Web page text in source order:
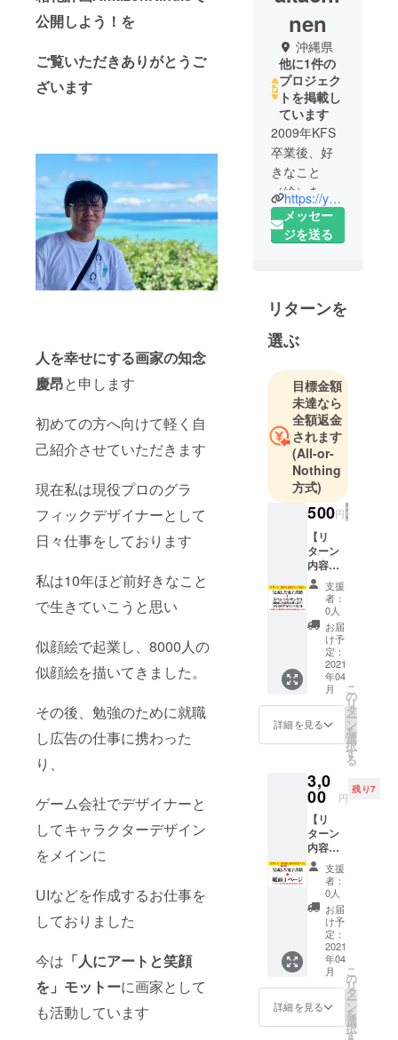
公開しよう！を
ご覧いただきありがとうご
ざいます
人を幸せにする画家の知念
慶昂と申します
初めての方へ向けて軽く自
己紹介させていただきます
現在私は現役プロのグラ
フィックデザイナーとして
日々仕事をしております
私は10年ほど前好きなこと
で生きていこうと思い
似顔絵で起業し、8000人の
似顔絵を描いてきました。
その後、勉強のために就職
し広告の仕事に携わった
り、
ゲーム会社でデザイナーと
してキャラクターデザイン
をメインに
UIなどを作成するお仕事を
しておりました
今は 「人にアートと笑顔
を」 モットーに画家として
も活動しています
nen
沖縄県
他に1件の
プロジェク
トを掲載し
ています
2009年KFS
卒業後、好
きなこと
（絵）を仕
事にしよう
と心に決
で起業し3年
半もの間に
約8000人の
似顔絵を描
く。その後
勉強のため
就職し、子
供の頃から
の夢であっ
たゲーム会
社に転職。
夢を叶え
現在は「人
にアートと
笑顔を」
モットーに
絵を描いて
ます。
2020年カ
を取得
色の効果で
人を癒すカ
ラーセラ
ピー絵画
【心癒され
る抽象画】
を考案し
似顔絵と抽
象画メイン
に絵を描い
ています
今の夢は人
https://yoshitakachinen.com/
メッセー
ジを送る
リターンを
選ぶ
目標金額
未達なら
全額返金
されます
(All-or-
Nothing
方式)
500円
【リ
ターン
内容】
完成し
た本＋
任意の
名前を
本に掲
載しま
す。自
分はク
リエイ
ター
じゃな
くこの
プロ
トを応
援した
いって
方向け
の支援
となり
ます。
500円の
リター
ンであ
なたの
任意の
名前
（ＳＮ
Ｓアカ
ウント
名可）
支援
者：
0人
お届
け予
定：
2021
年04
月
詳細を見る
こ
の
リ
タ
ー
ン
を
選
択
す
る
3,0
00 円
残り7
【リ
ターン
内容】
完成し
た本＋
丸々1
ページ
掲載出
来ま
す。創
刊号特
別掲載
価格
【超早
割先着7
名限
支援
者：
0人
お届
け予
定：
2021
年04
月
詳細を見る
こ
の
リ
タ
ー
ン
を
選
択
す